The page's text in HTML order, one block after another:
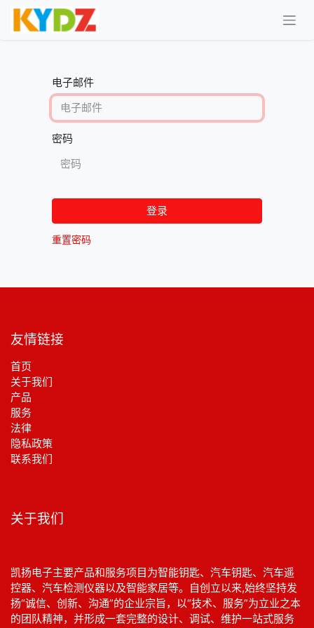
电子邮件
密码
登录
重置密码
友情链接
首页
关于我们
产品
服务
法律
‎隐私政策‎
联系我们
关于我们
凯扬电子主要产品和服务项目为智能钥匙、汽车钥匙、汽车遥
控器、汽车检测仪器以及智能家居等。自创立以来,始终坚持发
扬“诚信、创新、沟通”的企业宗旨，以“技术、服务”为立业之本
的团队精神，并形成一套完整的设计、调试、维护一站式服务